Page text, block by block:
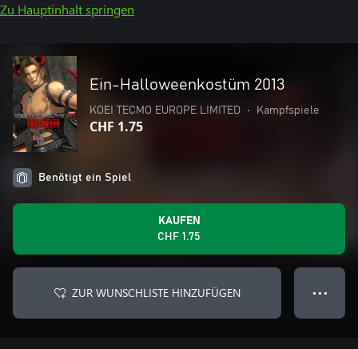
Zu Hauptinhalt springen
Ein-Halloweenkostüm 2013
KOEI TECMO EUROPE LIMITED • Kampfspiele
CHF 1.75
Benötigt ein Spiel
KAUFEN
CHF 1.75
ZUR WUNSCHLISTE HINZUFÜGEN ● ● ●